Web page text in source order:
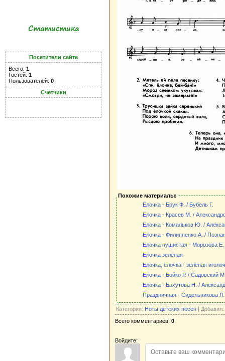
Статистика
Посетители сайта
Всего: 1
Гостей: 1
Пользователей: 0
Счетчики
Похожие материалы:
Ёлочка - Брук Ф. / Бубель Г.
Ёлочка - Красев М. /
Ёлочка - Комальков Ю. /
Ёлочка - Филиппенко А. /
Ёлочка пушистая - Морозова
Ёлочка зелёная
Ёлочка, ёлочка - зелёная
Ёлочка - Бойко Р. / Садовский
Ёлочка - Бахутова Н. /
Праздничная - Сидельникова
Категория: Ноты детских песен | Добавил:
Всего комментариев: 0
Войдите: